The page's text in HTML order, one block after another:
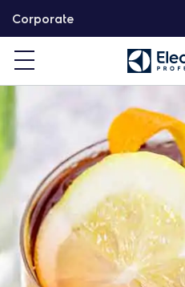
Corporate